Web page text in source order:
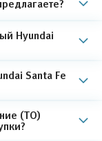
Hyundai
Santa Fe
(ТО)